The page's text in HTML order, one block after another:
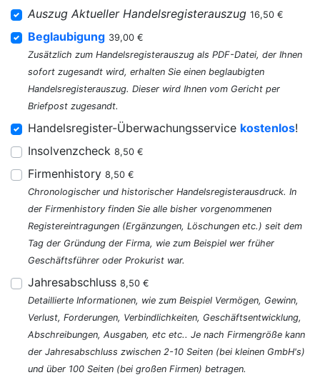
Auszug Aktueller Handelsregisterauszug 16,50 €
Beglaubigung 39,00 €
Zusätzlich zum Handelsregisterauszug als PDF-Datei, der Ihnen
sofort zugesandt wird, erhalten Sie einen beglaubigten
Handelsregisterauszug. Dieser wird Ihnen vom Gericht per
Briefpost zugesandt.
Handelsregister-Überwachungsservice kostenlos!
Insolvenzcheck 8,50 €
Firmenhistory 8,50 €
Chronologischer und historischer Handelsregisterausdruck. In
der Firmenhistory finden Sie alle bisher vorgenommenen
Registereintragungen (Ergänzungen, Löschungen etc.) seit dem
Tag der Gründung der Firma, wie zum Beispiel wer früher
Geschäftsführer oder Prokurist war.
Jahresabschluss 8,50 €
Detaillierte Informationen, wie zum Beispiel Vermögen, Gewinn,
Verlust, Forderungen, Verbindlichkeiten, Geschäftsentwicklung,
Abschreibungen, Ausgaben, etc etc.. Je nach Firmengröße kann
der Jahresabschluss zwischen 2-10 Seiten (bei kleinen GmbH's)
und über 100 Seiten (bei großen Firmen) betragen.